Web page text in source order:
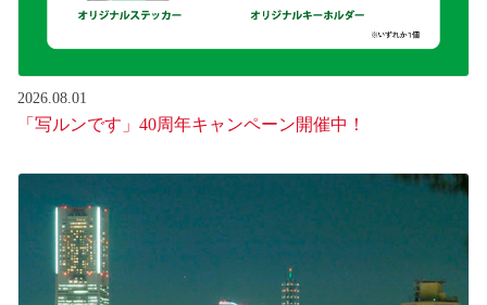
2026.08.01
「写ルンです」40周年キャンペーン開催中！